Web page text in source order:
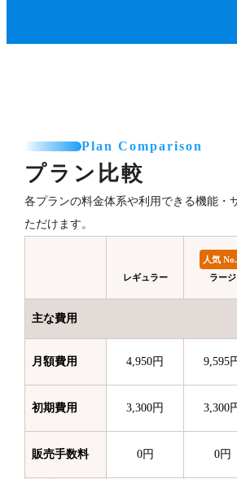
Plan Comparison
プラン比較
各プランの料金体系や利用できる機能・
ただけます。
レギュラー
人気
ラージ
主な費用
月額費用 4,950円 9,595
初期費用 3,300円 3,300
販売手数料 0円 0円